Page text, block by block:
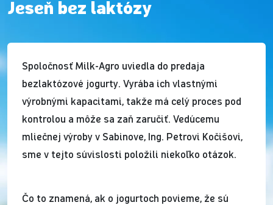
Jeseň bez laktózy
Spoločnosť Milk-Agro uviedla do predaja
bezlaktózové jogurty. Vyrába ich vlastnými
výrobnými kapacitami, takže má celý proces pod
kontrolou a môže sa zaň zaručiť. Vedúcemu
mliečnej výroby v Sabinove, Ing. Petrovi Kočišovi,
sme v tejto súvislosti položili niekoľko otázok.
Čo to znamená, ak o jogurtoch povieme, že sú